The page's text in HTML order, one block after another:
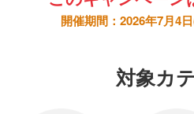
開催期間：2026年7月4
対象カ